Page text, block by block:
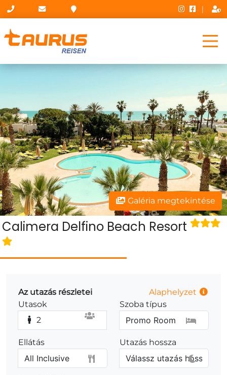
|
Galéria megtekintése
Calimera Delfino Beach Resort
Az utazás részletei
Alaphelyzet
Utasok
2
Szoba típus
Ellátás Utazás hossza